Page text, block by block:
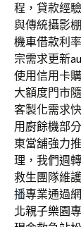
程，貸款經
與傳統攝影
機車借款利
宗需求更新
使用信用卡
大額度門市
客製化需求
用 廚餘機部
東當舖強力
理，我們週
救生團隊維
播專業通過
北親子樂園